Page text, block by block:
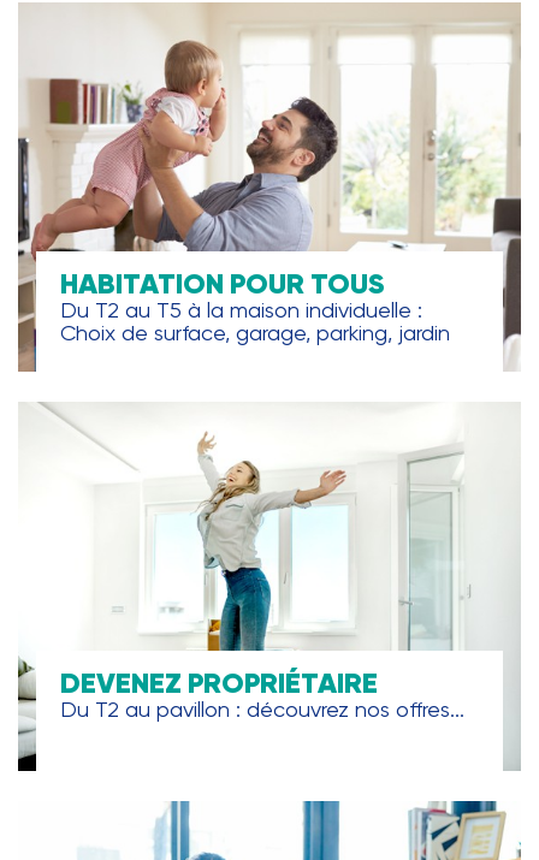
HABITATION POUR TOUS
Du T2 au T5 à la maison individuelle :
Choix de surface, garage, parking, jardin
DEVENEZ PROPRIÉTAIRE
Du T2 au pavillon : découvrez nos offres...